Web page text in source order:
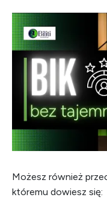
Możesz również
któremu dowiesz się: